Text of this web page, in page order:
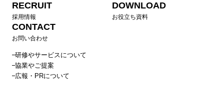
RECRUIT
採用情報
DOWNLOAD
お役立ち資料
CONTACT
お問い合わせ
研修やサービスについて
協業やご提案
広報・PRについて